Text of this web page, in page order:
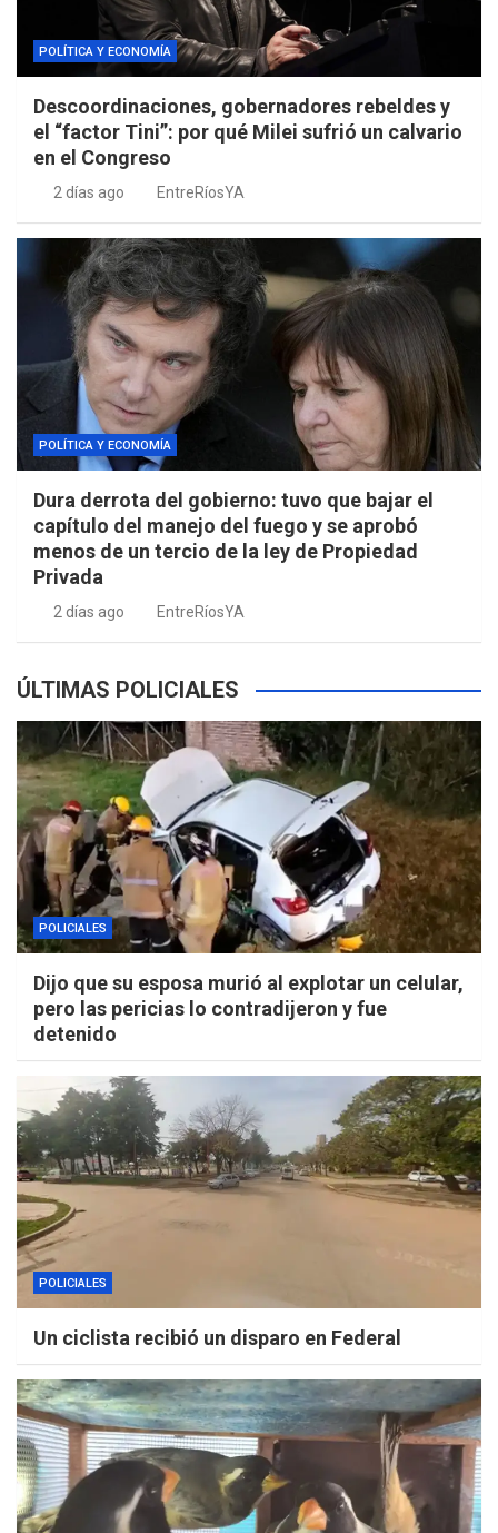
POLÍTICA Y ECONOMÍA
Descoordinaciones, gobernadores rebeldes y
el “factor Tini”: por qué Milei sufrió un calvario
en el Congreso
2 días ago EntreRíosYA
POLÍTICA Y ECONOMÍA
Dura derrota del gobierno: tuvo que bajar el
capítulo del manejo del fuego y se aprobó
menos de un tercio de la ley de Propiedad
Privada
2 días ago EntreRíosYA
ÚLTIMAS POLICIALES
POLICIALES
Dijo que su esposa murió al explotar un celular,
pero las pericias lo contradijeron y fue
detenido
POLICIALES
Un ciclista recibió un disparo en Federal